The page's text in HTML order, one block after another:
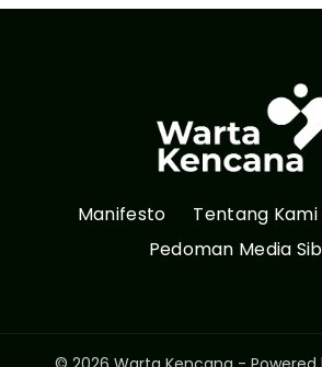
Manifesto Tentang Kami
Pedoman Media